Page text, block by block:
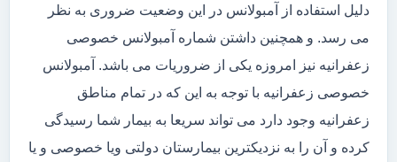
دلیل استفاده از آمبولانس در این وضعیت ضروری به نظر
می رسد. و همچنین داشتن شماره آمبولانس خصوصی
زعفرانیه نیز امروزه یکی از ضروریات می باشد. آمبولانس
خصوصی زعفرانیه با توجه به این که در تمام مناطق
زعفرانیه وجود دارد می تواند سریعا به بیمار شما رسیدگی
کرده و آن را به نزدیکترین بیمارستان دولتی ویا خصوصی و یا